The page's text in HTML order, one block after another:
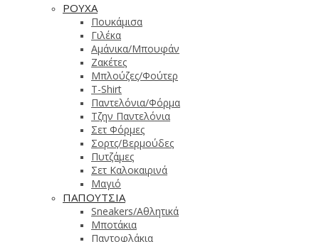
ΡΟΥΧΑ
Πουκάμισα
Γιλέκα
Αμάνικα/Μπουφάν
Ζακέτες
Μπλούζες/Φούτερ
T-Shirt
Παντελόνια/Φόρμα
Τζην Παντελόνια
Σετ Φόρμες
Σορτς/Βερμούδες
Πυτζάμες
Σετ Καλοκαιρινά
Μαγιό
ΠΑΠΟΥΤΣΙΑ
Sneakers/Aθλητικά
Μποτάκια
Παντοφλάκια